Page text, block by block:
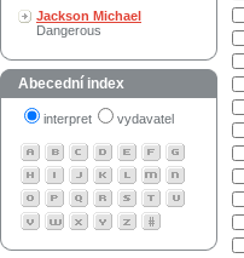
Jackson Michael
Dangerous
Abecední index
interpret vydavatel